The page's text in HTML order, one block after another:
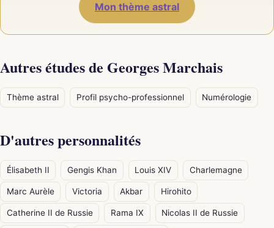
Mon thème astral
Autres études de Georges Marchais
Thème astral Profil psycho-professionnel Numérologie
D'autres personnalités
Élisabeth II Gengis Khan Louis XIV Charlemagne
Marc Aurèle Victoria Akbar Hirohito
Catherine II de Russie Rama IX Nicolas II de Russie